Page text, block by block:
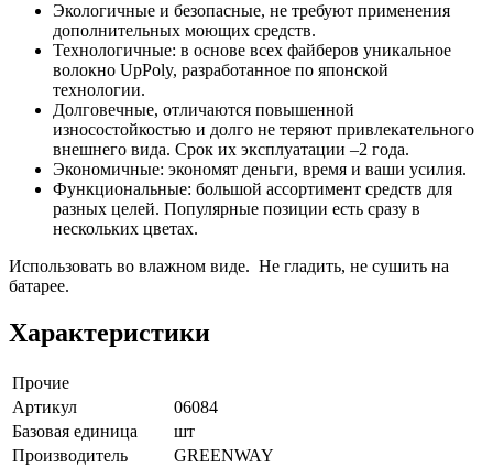
Экологичные и безопасные, не требуют применения
дополнительных моющих средств.
Технологичные: в основе всех файберов уникальное
волокно UpPoly, разработанное по японской
технологии.
Долговечные, отличаются повышенной
износостойкостью и долго не теряют привлекательного
внешнего вида. Срок их эксплуатации –2 года.
Экономичные: экономят деньги, время и ваши усилия.
Функциональные: большой ассортимент средств для
разных целей. Популярные позиции есть сразу в
нескольких цветах.
Использовать во влажном виде. Не гладить, не сушить на
батарее.
Характеристики
Прочие
Артикул
06084
Базовая единица
шт
Производитель
GREENWAY